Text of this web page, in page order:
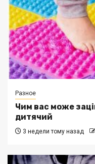
Разное
Чим вас може
дитячий
3 недели тому назад